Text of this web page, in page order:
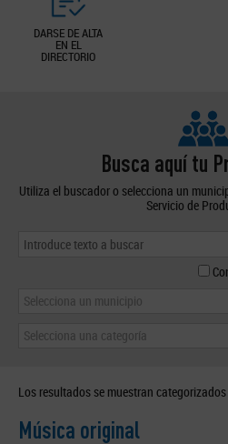
DARSE DE ALTA
EN EL
DIRECTORIO
Busca aquí tu
Utiliza el buscador o selecciona un
Servicio de
Selecciona un municipio
Selecciona una categoría
Los resultados se muestran
Música original